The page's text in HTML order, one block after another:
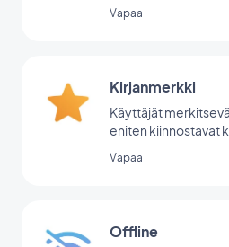
Vapaa
Kirjanmerkki
Käyttäjät
eniten kiinnostavat
Vapaa
Offline